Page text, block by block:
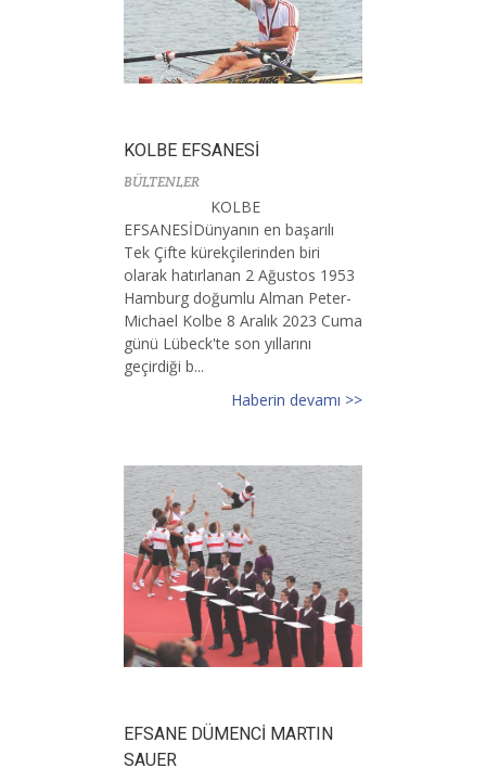
KOLBE EFSANESİ
BÜLTENLER
KOLBE
EFSANESİDünyanın en başarılı
Tek Çifte kürekçilerinden biri
olarak hatırlanan 2 Ağustos 1953
Hamburg doğumlu Alman Peter-
Michael Kolbe 8 Aralık 2023 Cuma
günü Lübeck'te son yıllarını
geçirdiği b...
Haberin devamı >>
EFSANE DÜMENCİ MARTIN
SAUER